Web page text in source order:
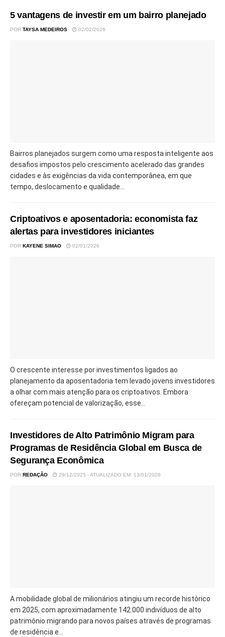
5 vantagens de investir em um bairro planejado
POR TAYSA MEDEIROS 02/02/2026
Bairros planejados surgem como uma resposta inteligente aos
desafios impostos pelo crescimento acelerado das grandes
cidades e às exigências da vida contemporânea, em que
tempo, deslocamento e qualidade...
Criptoativos e aposentadoria: economista faz
alertas para investidores iniciantes
POR KAYENE SIMAO 02/01/2026
O crescente interesse por investimentos ligados ao
planejamento da aposentadoria tem levado jovens investidores
a olhar com mais atenção para os criptoativos. Embora
ofereçam potencial de valorização, esse...
Investidores de Alto Patrimônio Migram para
Programas de Residência Global em Busca de
Segurança Econômica
POR REDAÇÃO 29/12/2025 - ATUALIZADO EM: 13/01/2026
A mobilidade global de milionários atingiu um recorde histórico
em 2025, com aproximadamente 142.000 indivíduos de alto
patrimônio migrando para novos países através de programas
de residência e...